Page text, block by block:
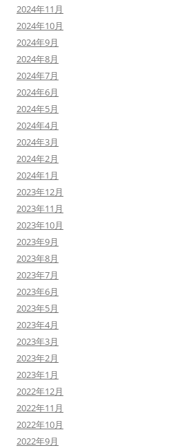
2024年11月
2024年10月
2024年9月
2024年8月
2024年7月
2024年6月
2024年5月
2024年4月
2024年3月
2024年2月
2024年1月
2023年12月
2023年11月
2023年10月
2023年9月
2023年8月
2023年7月
2023年6月
2023年5月
2023年4月
2023年3月
2023年2月
2023年1月
2022年12月
2022年11月
2022年10月
2022年9月